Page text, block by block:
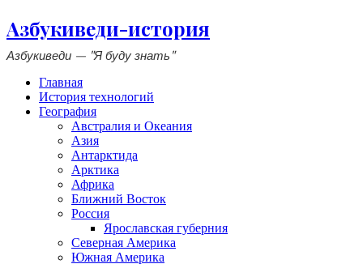
Азбукиведи-история
Азбукиведи — "Я буду знать"
Главная
История технологий
География
Австралия и Океания
Азия
Антарктида
Арктика
Африка
Ближний Восток
Россия
Ярославская губерния
Северная Америка
Южная Америка